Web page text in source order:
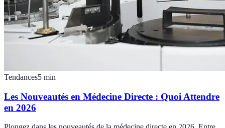
Tendances5 min
Les Nouveautés en Médecine Directe : Quoi Attendre
en 2026